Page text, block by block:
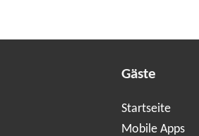
Gäste
Startseite
Mobile Apps